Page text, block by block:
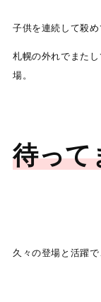
子供を連続して殺め
札幌の外れでまた
場。
待って
久々の登場と活躍